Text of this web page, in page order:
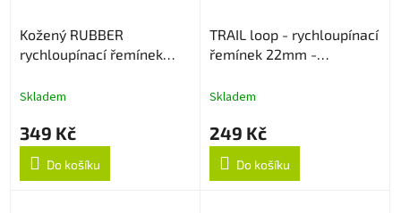
Kožený RUBBER
rychloupínací řemínek
Skladem
349 Kč
Do košíku
TRAIL loop - rychloupínací
řemínek 22mm -
Skladem
249 Kč
Do košíku